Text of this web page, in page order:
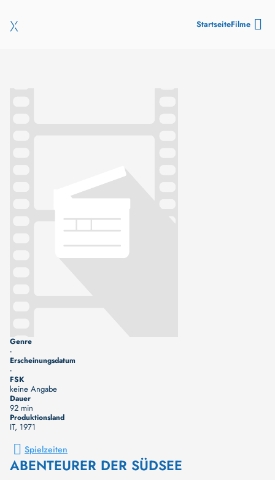
StartseiteFilme
Genre
-
Erscheinungsdatum
-
FSK
keine Angabe
Dauer
92 min
Produktionsland
IT, 1971
Spielzeiten
ABENTEURER DER SÜDSEE